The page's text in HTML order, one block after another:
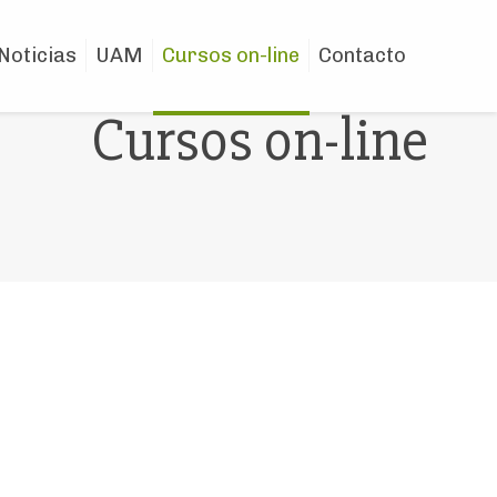
Noticias UAM Cursos on-line Contacto
Cursos on-line